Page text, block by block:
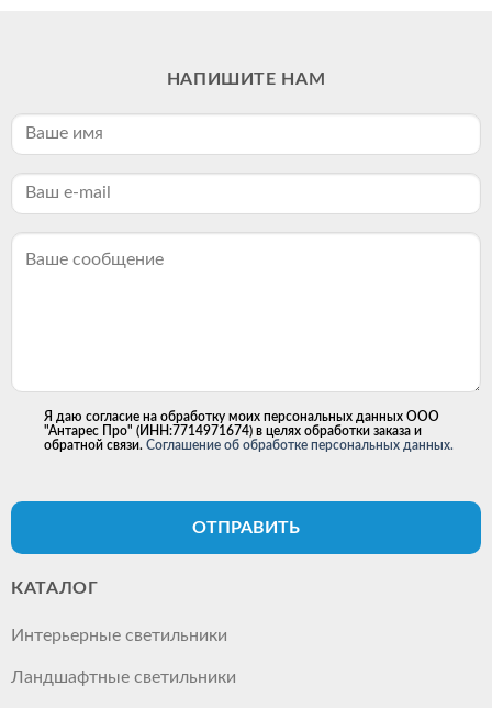
НАПИШИТЕ НАМ
Я даю согласие на обработку моих персональных данных ООО
"Антарес Про" (ИНН:7714971674) в целях обработки заказа и
обратной связи. Соглашение об обработке персональных данных.
ОТПРАВИТЬ
КАТАЛОГ
Интерьерные светильники
Ландшафтные светильники